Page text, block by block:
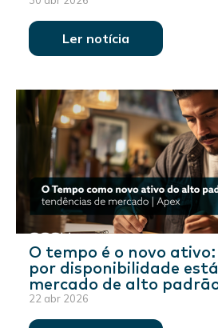
Ler notícia
O tempo é o novo
por disponibilidade
mercado de alto
22 abr 2026